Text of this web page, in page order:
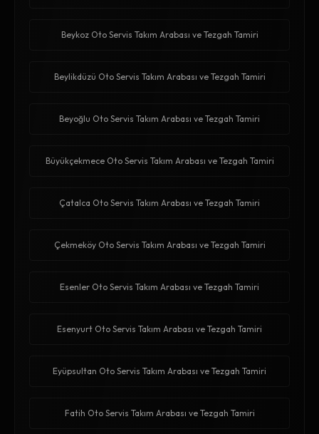
Beykoz Oto Servis Takım Arabası ve Tezgah Tamiri
Beylikdüzü Oto Servis Takım Arabası ve Tezgah Tamiri
Beyoğlu Oto Servis Takım Arabası ve Tezgah Tamiri
Büyükçekmece Oto Servis Takım Arabası ve Tezgah Tamiri
Çatalca Oto Servis Takım Arabası ve Tezgah Tamiri
Çekmeköy Oto Servis Takım Arabası ve Tezgah Tamiri
Esenler Oto Servis Takım Arabası ve Tezgah Tamiri
Esenyurt Oto Servis Takım Arabası ve Tezgah Tamiri
Eyüpsultan Oto Servis Takım Arabası ve Tezgah Tamiri
Fatih Oto Servis Takım Arabası ve Tezgah Tamiri